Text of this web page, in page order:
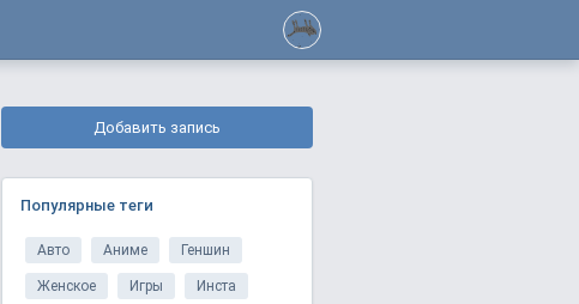
Добавить запись
Популярные теги
Авто Аниме Геншин
Женское Игры Инста